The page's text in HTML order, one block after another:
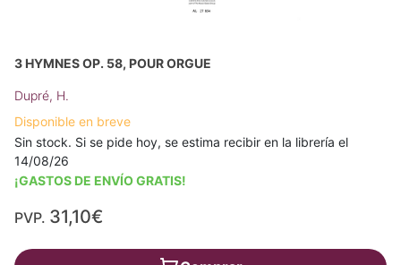
3 HYMNES OP. 58, POUR ORGUE
Dupré, H.
Disponible en breve
Sin stock. Si se pide hoy, se estima recibir en la librería el
14/08/26
¡GASTOS DE ENVÍO GRATIS!
PVP. 31,10€